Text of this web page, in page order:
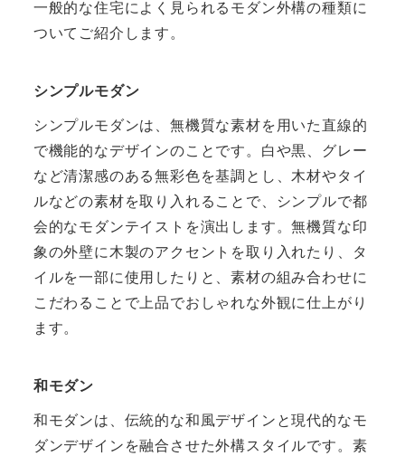
一般的な住宅によく見られるモダン外構の種類に
ついてご紹介します。
シンプルモダン
シンプルモダンは、無機質な素材を用いた直線的
で機能的なデザインのことです。白や黒、グレー
など清潔感のある無彩色を基調とし、木材やタイ
ルなどの素材を取り入れることで、シンプルで都
会的なモダンテイストを演出します。無機質な印
象の外壁に木製のアクセントを取り入れたり、タ
イルを一部に使用したりと、素材の組み合わせに
こだわることで上品でおしゃれな外観に仕上がり
ます。
和モダン
和モダンは、伝統的な和風デザインと現代的なモ
ダンデザインを融合させた外構スタイルです。素